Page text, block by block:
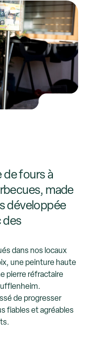
de fours à
made
développée
des
dans nos locaux
une peinture haute
pierre réfractaire
de progresser
fiables et agréables